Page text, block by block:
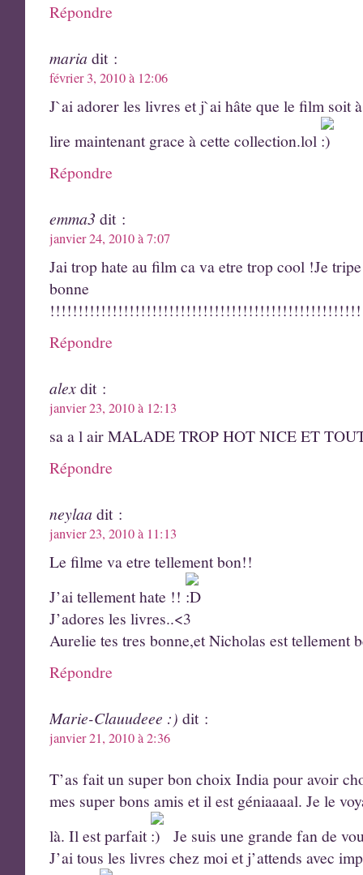
Répondre
maria dit :
février 3, 2010 à 12:06
J`ai adorer les livres et j`ai hâte que le film soit
lire maintenant grace à cette collection.lol
Répondre
emma3 dit :
janvier 24, 2010 à 7:07
Jai trop hate au film ca va etre trop cool !Je
bonne
Répondre
alexdit :
janvier 23, 2010 à 12:13
sa a l air MALADE TROP HOT NICE ET
Répondre
neylaa dit :
janvier 23, 2010 à 11:13
Le filme va etre tellement bon!!
J’ai tellement hate !!
J’adores les livres..<3
Aurelie tes tres bonne,et Nicholas est tellement
Répondre
Marie-Clauudeee :) dit :
janvier 21, 2010 à 2:36
T’as fait un super bon choix India pour avoir
mes super bons amis et il est géniaaaal. Je le
là. Il est parfait
Je suis une grande fan de
J’ai tous les livres chez moi et j’attends avec